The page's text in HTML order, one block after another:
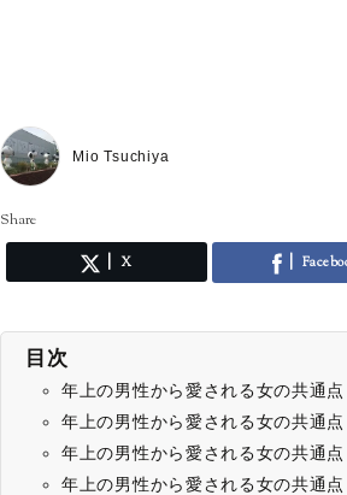
Mio Tsuchiya
Share
X
目次
年上の男性から愛される女の共通
年上の男性から愛される女の共通
年上の男性から愛される女の共通
年上の男性から愛される女の共通